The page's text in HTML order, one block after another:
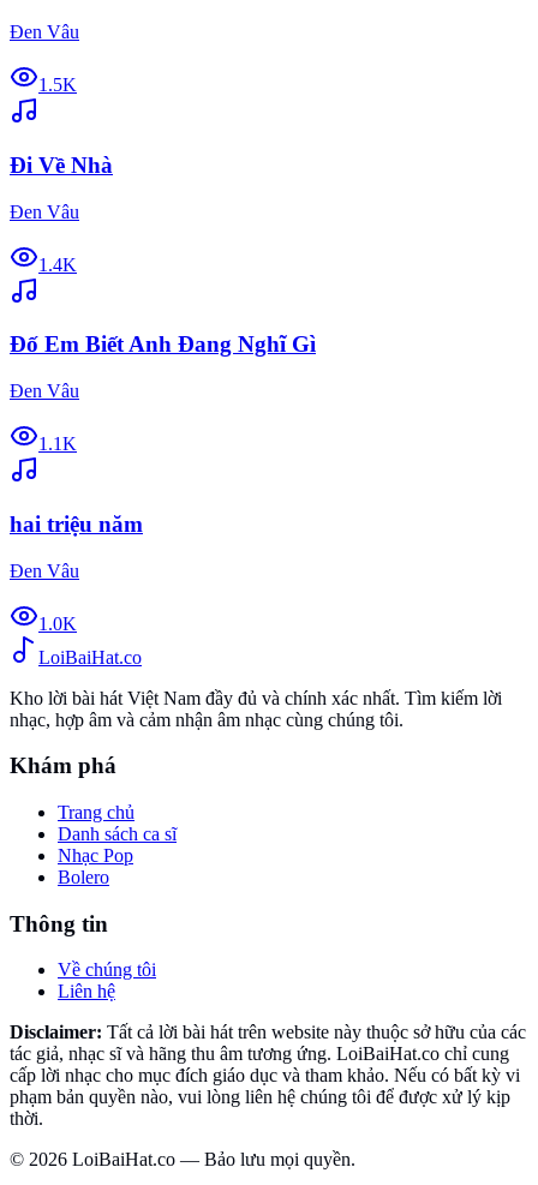
Đen Vâu
1.5K
Đi Về Nhà
Đen Vâu
1.4K
Đố Em Biết Anh Đang Nghĩ Gì
Đen Vâu
1.1K
hai triệu năm
Đen Vâu
1.0K
LoiBaiHat.co
Kho lời bài hát Việt Nam đầy đủ và chính xác nhất. Tìm kiếm lời
nhạc, hợp âm và cảm nhận âm nhạc cùng chúng tôi.
Khám phá
Trang chủ
Danh sách ca sĩ
Nhạc Pop
Bolero
Thông tin
Về chúng tôi
Liên hệ
Disclaimer: Tất cả lời bài hát trên website này thuộc sở hữu của các
tác giả, nhạc sĩ và hãng thu âm tương ứng. LoiBaiHat.co chỉ cung
cấp lời nhạc cho mục đích giáo dục và tham khảo. Nếu có bất kỳ vi
phạm bản quyền nào, vui lòng liên hệ chúng tôi để được xử lý kịp
thời.
© 2026 LoiBaiHat.co — Bảo lưu mọi quyền.